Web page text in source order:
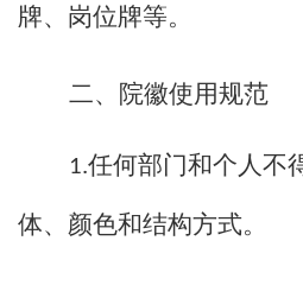
牌、岗位牌等。
二、 院徽使用规范
1.任何部门和个人不
体、颜色和结构方式。